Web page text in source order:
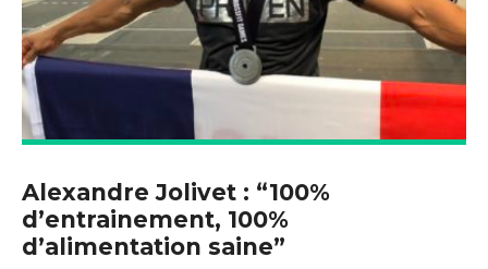
Alexandre Jolivet : “100%
d’entrainement, 100%
d’alimentation saine”